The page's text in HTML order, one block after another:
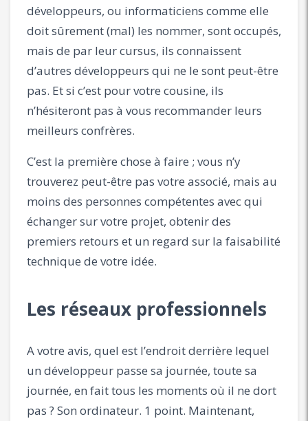
développeurs, ou informaticiens comme elle
doit sûrement (mal) les nommer, sont occupés,
mais de par leur cursus, ils connaissent
d’autres développeurs qui ne le sont peut-être
pas. Et si c’est pour votre cousine, ils
n’hésiteront pas à vous recommander leurs
meilleurs confrères.
C’est la première chose à faire ; vous n’y
trouverez peut-être pas votre associé, mais au
moins des personnes compétentes avec qui
échanger sur votre projet, obtenir des
premiers retours et un regard sur la faisabilité
technique de votre idée.
Les réseaux professionnels
A votre avis, quel est l’endroit derrière lequel
un développeur passe sa journée, toute sa
journée, en fait tous les moments où il ne dort
pas ? Son ordinateur. 1 point. Maintenant,